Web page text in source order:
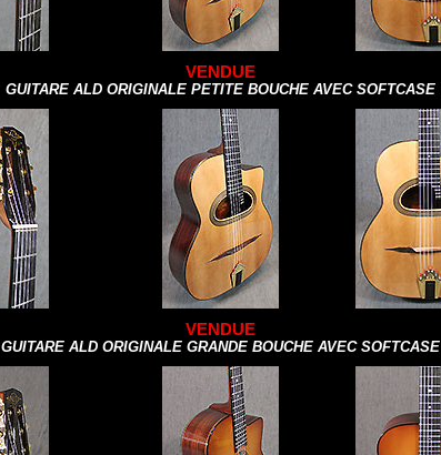
VENDUE
GUITARE ALD ORIGINALE PETITE BOUCHE AVEC SOFTCASE
VENDUE
GUITARE ALD ORIGINALE GRANDE BOUCHE AVEC SOFTCASE